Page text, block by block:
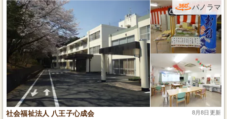
パノラマ
社会福祉法人 八王子心成会 8月8日更新